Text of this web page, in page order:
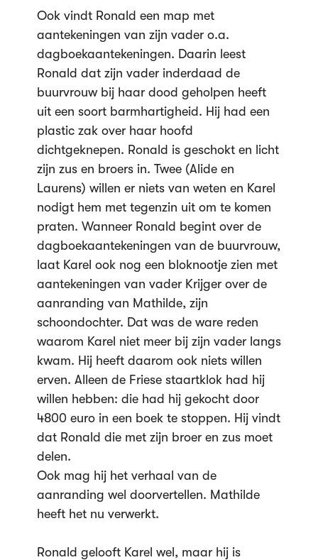
Ook vindt Ronald een map met
aantekeningen van zijn vader o.a.
dagboekaantekeningen. Daarin leest
Ronald dat zijn vader inderdaad de
buurvrouw bij haar dood geholpen heeft
uit een soort barmhartigheid. Hij had een
plastic zak over haar hoofd
dichtgeknepen. Ronald is geschokt en licht
zijn zus en broers in. Twee (Alide en
Laurens) willen er niets van weten en Karel
nodigt hem met tegenzin uit om te komen
praten. Wanneer Ronald begint over de
dagboekaantekeningen van de buurvrouw,
laat Karel ook nog een bloknootje zien met
aantekeningen van vader Krijger over de
aanranding van Mathilde, zijn
schoondochter. Dat was de ware reden
waarom Karel niet meer bij zijn vader langs
kwam. Hij heeft daarom ook niets willen
erven. Alleen de Friese staartklok had hij
willen hebben: die had hij gekocht door
4800 euro in een boek te stoppen. Hij vindt
dat Ronald die met zijn broer en zus moet
delen.
Ook mag hij het verhaal van de
aanranding wel doorvertellen. Mathilde
heeft het nu verwerkt.
Ronald gelooft Karel wel, maar hij is